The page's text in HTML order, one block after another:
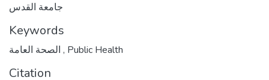
جامعة القدس
Keywords
, Public Health
Citation